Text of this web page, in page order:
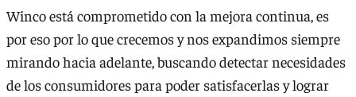
Winco está comprometido con la mejora continua, es
por eso por lo que crecemos y nos expandimos siempre
mirando hacia adelante, buscando detectar necesidades
de los consumidores para poder satisfacerlas y lograr